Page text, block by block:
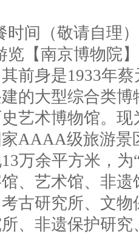
时间（敬请自理
览【南京博物院
前身是1933年
的大型综合类
艺术博物馆。
AAAA级旅游景
万余平方米，
、艺术馆、非
古研究所、文
、非遗保护研